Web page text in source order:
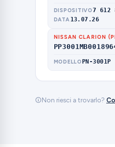
DISPOSITIVO7 612
DATA 13.07.26
NISSAN CLARION
MODELLO PN-3001P
Non riesci a trovarlo?